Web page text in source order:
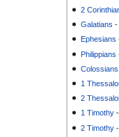
2
Galatians
Ephesians
Philippians
Colossians
1
2
1 Timothy
2 Timothy